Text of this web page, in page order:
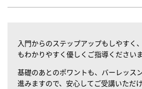
入門からのステップアップもしやすく
もわかりやすく優しくご指導ください
基礎のあとのポワントも、バーレッス
進みますので、安心してご受講いただけ